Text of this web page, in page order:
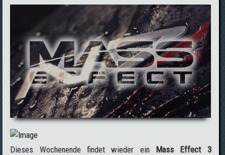
Dieses Wochenende findet wieder einMass Effect 3